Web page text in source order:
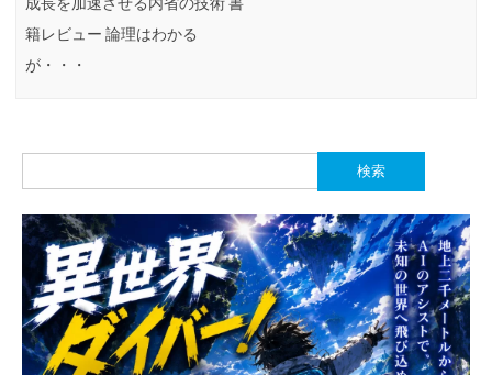
成長を加速させる内省の技術 書
籍レビュー 論理はわかる
が・・・
索: